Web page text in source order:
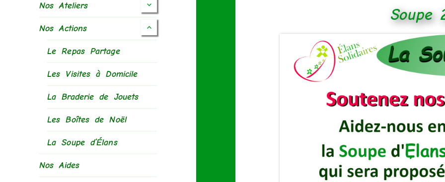
Nos Ateliers
Nos Actions
Le Repas Partage
Les Visites à Domicile
La Braderie de Jouets
Les Boîtes de Noël
La Soupe d’Élans
Nos Aides
Soupe